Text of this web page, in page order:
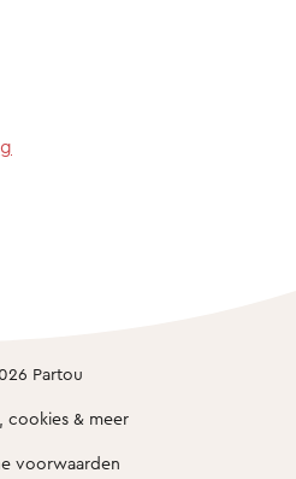
Partou
cookies & meer
voorwaarden